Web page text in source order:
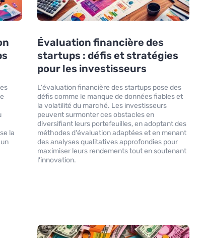
la
Évaluation financière des
startups : défis et stratégies
pour les investisseurs
L'évaluation financière des startups pose des
défis comme le manque de données fiables et
la volatilité du marché. Les investisseurs
peuvent surmonter ces obstacles en
diversifiant leurs portefeuilles, en adoptant des
méthodes d'évaluation adaptées et en menant
des analyses qualitatives approfondies pour
maximiser leurs rendements tout en soutenant
l'innovation.